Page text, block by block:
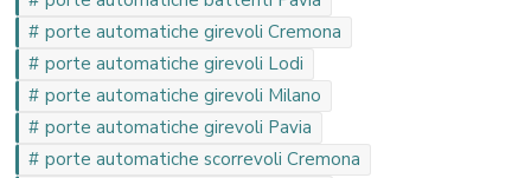
porte automatiche girevoli Cremona
porte automatiche girevoli Lodi
porte automatiche girevoli Milano
porte automatiche girevoli Pavia
porte automatiche scorrevoli Cremona